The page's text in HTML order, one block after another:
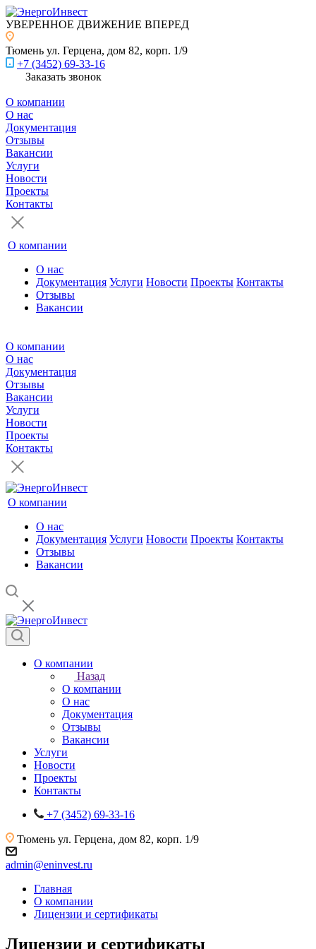
УВЕРЕННОЕ ДВИЖЕНИЕ ВПЕРЕД
Тюмень ул. Герцена, дом 82, корп. 1/9
+7 (3452) 69-33-16
Заказать звонок
О компании
О нас
Документация
Отзывы
Вакансии
Услуги
Новости
Проекты
Контакты
О компании
О нас
Документация
Отзывы
Вакансии
Услуги Новости Проекты Контакты
О компании
О нас
Документация
Отзывы
Вакансии
Услуги
Новости
Проекты
Контакты
О компании
О нас
Документация
Отзывы
Вакансии
Услуги Новости Проекты Контакты
О компании
Назад
О компании
О нас
Документация
Отзывы
Вакансии
Услуги
Новости
Проекты
Контакты
+7 (3452) 69-33-16
Тюмень ул. Герцена, дом 82, корп. 1/9
admin@eninvest.ru
Главная
О компании
Лицензии и сертификаты
Лицензии и сертификаты